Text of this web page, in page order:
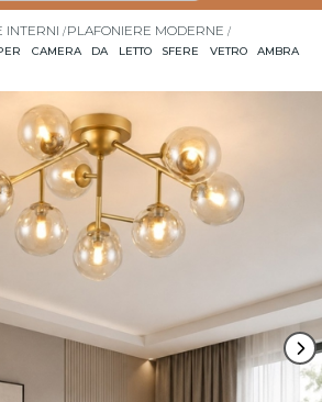
INTERNI PLAFONIERE MODERNE
CAMERA DA LETTO SFERE VETRO AMBRA